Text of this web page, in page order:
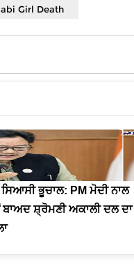
Girl Death
ਭੂਚਾਲ: PM ਮੋਦੀ ਨਾਲ
ਬਾਅਦ ਸ਼੍ਰੋਮਣੀ ਅਕਾਲੀ ਦਲ ਦਾ